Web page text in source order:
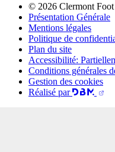
© 2026 Clermont
Présentation Générale
Mentions légales
Politique de
Plan du site
Accessibilité:
Conditions générales
Gestion des cookies
Réalisé par